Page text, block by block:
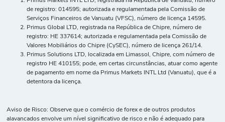
de registro: 014595; autorizada e regulamentada pela Comissão de
Serviços Financeiros de Vanuatu (VFSC), número de licença 14595.
Primus Global LTD, registrada na República de Chipre, número de
registro: HE 337614; autorizada e regulamentada pela Comissão de
Valores Mobiliários do Chipre (CySEC), número de licença 261/14.
Primus Solutions LTD, localizada em Limassol, Chipre, com número de
registro HE 410155; pode, em certas circunstâncias, atuar como agente
de pagamento em nome da Primus Markets INTL Ltd (Vanuatu), que é a
detentora da licença.
Aviso de Risco: Observe que o comércio de forex e de outros produtos
alavancados envolve um nível significativo de risco e não é adequado para